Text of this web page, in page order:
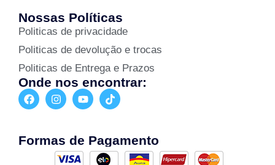
Nossas Políticas
Politicas de privacidade
Politicas de devolução e trocas
Politicas de Entrega e Prazos
Onde nos encontrar:
Formas de Pagamento